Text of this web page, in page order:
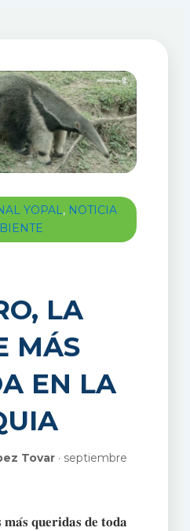
YOPAL, NOTICIA
LA
MÁS
EN LA
Tovar· septiembre
𝐦𝐚́𝐬 𝐪𝐮𝐞𝐫𝐢𝐝𝐚𝐬 𝐝𝐞 𝐭𝐨𝐝𝐚